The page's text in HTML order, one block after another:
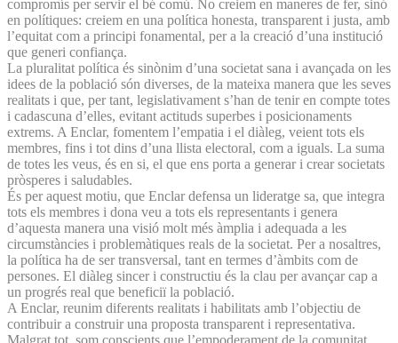
compromís per servir el bé comú. No creiem en maneres de fer, sinó
en polítiques: creiem en una política honesta, transparent i justa, amb
l’equitat com a principi fonamental, per a la creació d’una institució
que generi confiança.
La pluralitat política és sinònim d’una societat sana i avançada on les
idees de la població són diverses, de la mateixa manera que les seves
realitats i que, per tant, legislativament s’han de tenir en compte totes
i cadascuna d’elles, evitant actituds superbes i posicionaments
extrems. A Enclar, fomentem l’empatia i el diàleg, veient tots els
membres, fins i tot dins d’una llista electoral, com a iguals. La suma
de totes les veus, és en si, el que ens porta a generar i crear societats
pròsperes i saludables.
És per aquest motiu, que Enclar defensa un lideratge sa, que integra
tots els membres i dona veu a tots els representants i genera
d’aquesta manera una visió molt més àmplia i adequada a les
circumstàncies i problemàtiques reals de la societat. Per a nosaltres,
la política ha de ser transversal, tant en termes d’àmbits com de
persones. El diàleg sincer i constructiu és la clau per avançar cap a
un progrés real que beneficiï la població.
A Enclar, reunim diferents realitats i habilitats amb l’objectiu de
contribuir a construir una proposta transparent i representativa.
Malgrat tot, som conscients que l’empoderament de la comunitat